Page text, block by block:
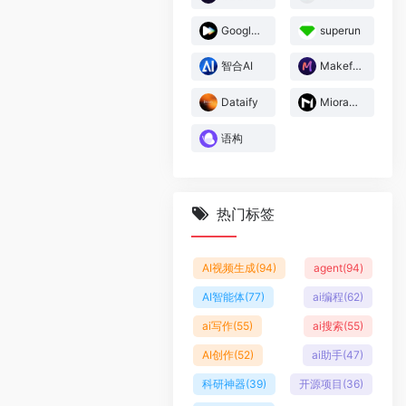
Google Flow Music superun
智合AI Makefun
Dataify Miora妙境
语构
热门标签
AI视频生成(94) agent(94)
AI智能体(77) ai编程(62)
ai写作(55) ai搜索(55)
AI创作(52) ai助手(47)
科研神器(39) 开源项目 (36)